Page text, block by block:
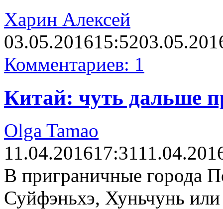
Харин Алексей
03.05.201615:52
Комментариев: 1
Китай: чуть дальше
Olga Tamao
11.04.201617:31
В приграничные города
Суйфэньхэ, Хуньчунь